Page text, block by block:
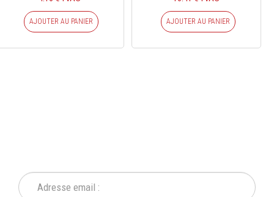
AJOUTER AU PANIER AJOUTER AU PANIER